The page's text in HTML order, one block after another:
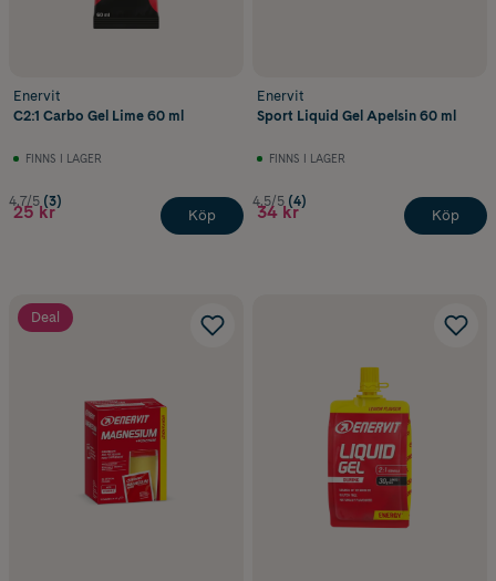
Enervit
C2:1 Carbo Gel Lime 60 ml
FINNS I LAGER
4.7/5 (3)
25 kr Köp
Enervit
Sport Liquid Gel Apelsin 60 ml
FINNS I LAGER
4.5/5 (4)
34 kr Köp
Deal